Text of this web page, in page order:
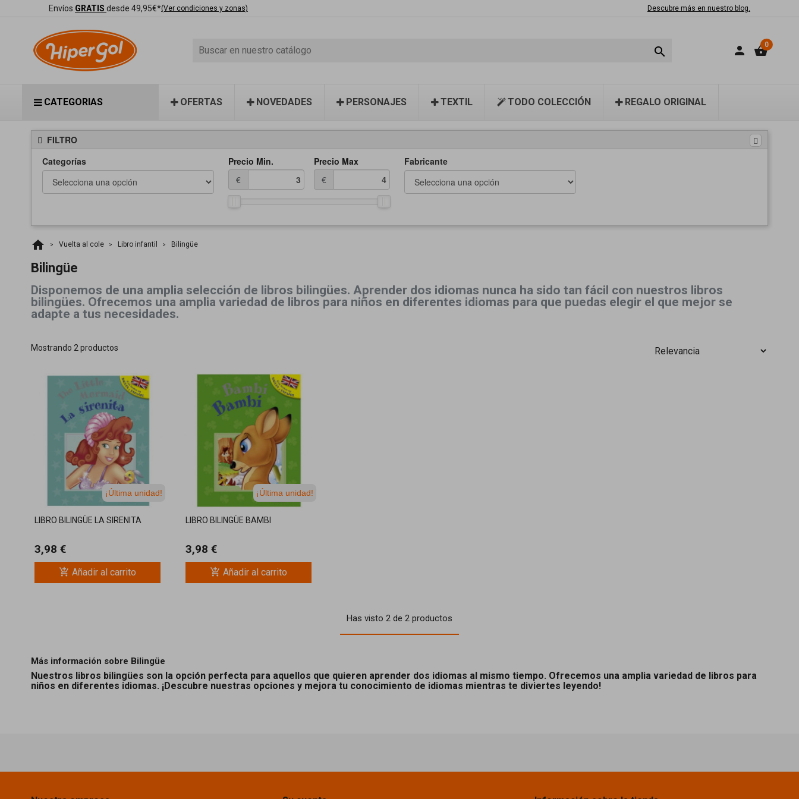
Envíos GRATIS desde 49,95€*(Ver condiciones y zonas) Descubre más en nuestro blog.
 person shopping_basket0
CATEGORIAS OFERTAS NOVEDADES PERSONAJES TEXTIL TODO COLECCIÓN REGALO ORIGINAL
FILTRO
Categorías
Precio Min.
€
Precio Max
€
Fabricante
home Vuelta al cole Libro infantil Bilingüe
Bilingüe
Disponemos de una amplia selección de libros bilingües. Aprender dos idiomas nunca ha sido tan fácil con nuestros libros
bilingües. Ofrecemos una amplia variedad de libros para niños en diferentes idiomas para que puedas elegir el que mejor se
adapte a tus necesidades.
Mostrando 2 productos
¡Última unidad!
LIBRO BILINGÜE LA SIRENITA
3,98 €
add_shopping_cart Añadir al carrito
¡Última unidad!
LIBRO BILINGÜE BAMBI
3,98 €
add_shopping_cart Añadir al carrito
Has visto 2 de 2 productos
Más información sobre Bilingüe
Nuestros libros bilingües son la opción perfecta para aquellos que quieren aprender dos idiomas al mismo tiempo. Ofrecemos una amplia variedad de libros para
niños en diferentes idiomas. ¡Descubre nuestras opciones y mejora tu conocimiento de idiomas mientras te diviertes leyendo!